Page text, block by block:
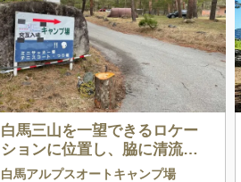
白馬三山を一望できるロケー
ションに位置し、脇に清流が
流れているキャンプ場
白馬アルプスオートキャンプ場